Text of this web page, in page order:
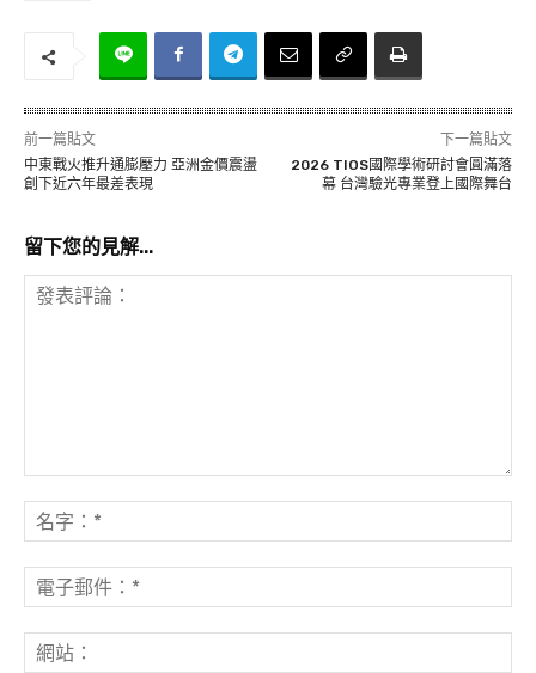
前一篇貼文
中東戰火推升通膨壓力 亞洲金價震盪
創下近六年最差表現
下一篇貼文
2026 TIOS國際學術研討會圓滿落
幕 台灣驗光專業登上國際舞台
留下您的見解...
表
評
論：
字
*
子
郵